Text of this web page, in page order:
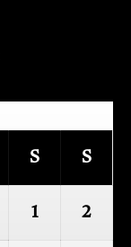
S S
1 2